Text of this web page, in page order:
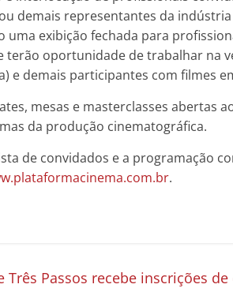
demais representantes da
uma exibição fechada para
terão oportunidade de trabalhar na
e demais participantes com filmes
mesas e masterclasses abertas
da produção cinematográfica.
de convidados e a programação
.
Três Passos recebe inscrições de